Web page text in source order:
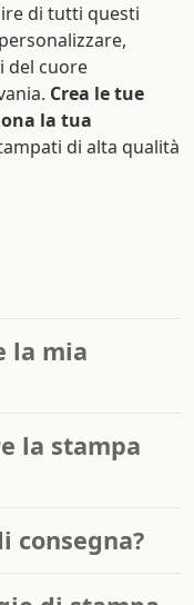
di tutti questi
del cuore
Crea le tue
la tua
di alta qualità
la mia
la stampa
consegna?